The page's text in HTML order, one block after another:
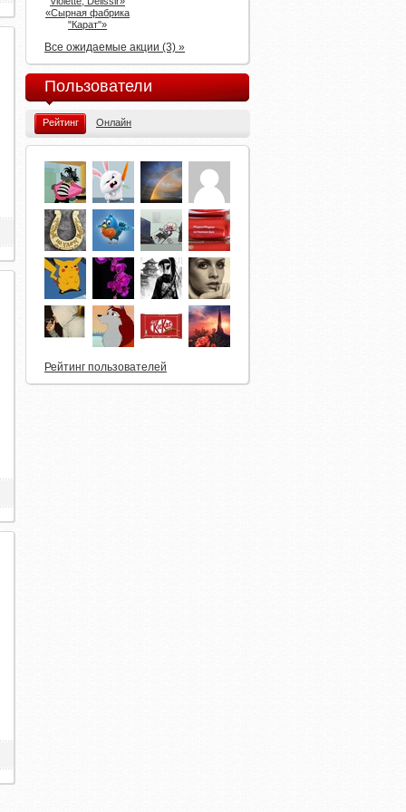
АктиБио и Актуаль, Растишка,
Простоквашино, Верный,
Семишагофф, Магнолия, Слата,
Европа, Линия, Гулливер: «Лови своё
лето»
«Сырная фабрика
"Карат"»
Все ожидаемые акции (3) »
Пользователи
Рейтинг Онлайн
Рейтинг пользователей